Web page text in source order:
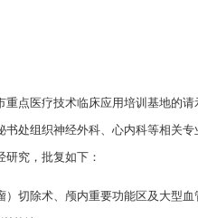
重点医疗技术临床应用培训基地的
处组织神经外科、心内科等相关
究，批复如下：
切除术、颅内重要功能区及大型